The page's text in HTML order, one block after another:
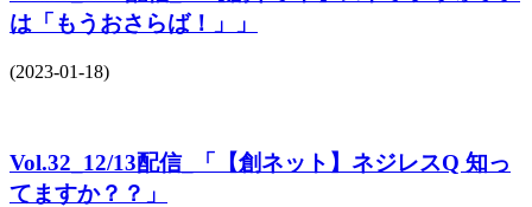
は「もうおさらば！」」
(2023-01-18)
Vol.32_12/13配信_「【創ネット】ネジレスQ 知っ
てますか？？」